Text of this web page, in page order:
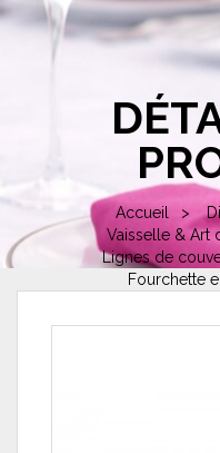
Accueil
Vaisselle & Art
Lignes de
Fourchette